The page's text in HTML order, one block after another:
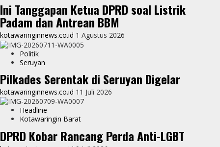
Ini Tanggapan Ketua DPRD soal Listrik
Padam dan Antrean BBM
kotawaringinnews.co.id 1 Agustus 2026
Politik
Seruyan
Pilkades Serentak di Seruyan Digelar
kotawaringinnews.co.id 11 Juli 2026
Headline
Kotawaringin Barat
DPRD Kobar Rancang Perda Anti-LGBT